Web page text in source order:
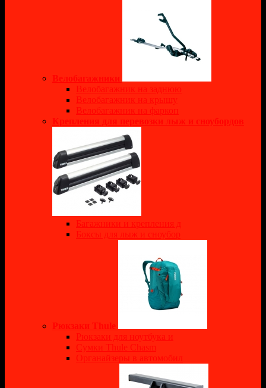
Велобагажники
Велобагажник на заднюю
Велобагажник на крышу
Велобагажник на фаркоп
Крепления для перевозки лыж и сноубордов
Багажники и крепления д
Боксы для лыж и сноубор
Рюкзаки Thule
Рюкзаки для ноутбука и
Сумки Thule Chasm
Органайзеры в автомобил